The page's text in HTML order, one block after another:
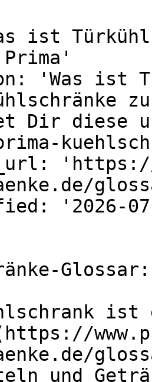
ist
'Was ist
Dir diese
'https://
'2026-
ist
und